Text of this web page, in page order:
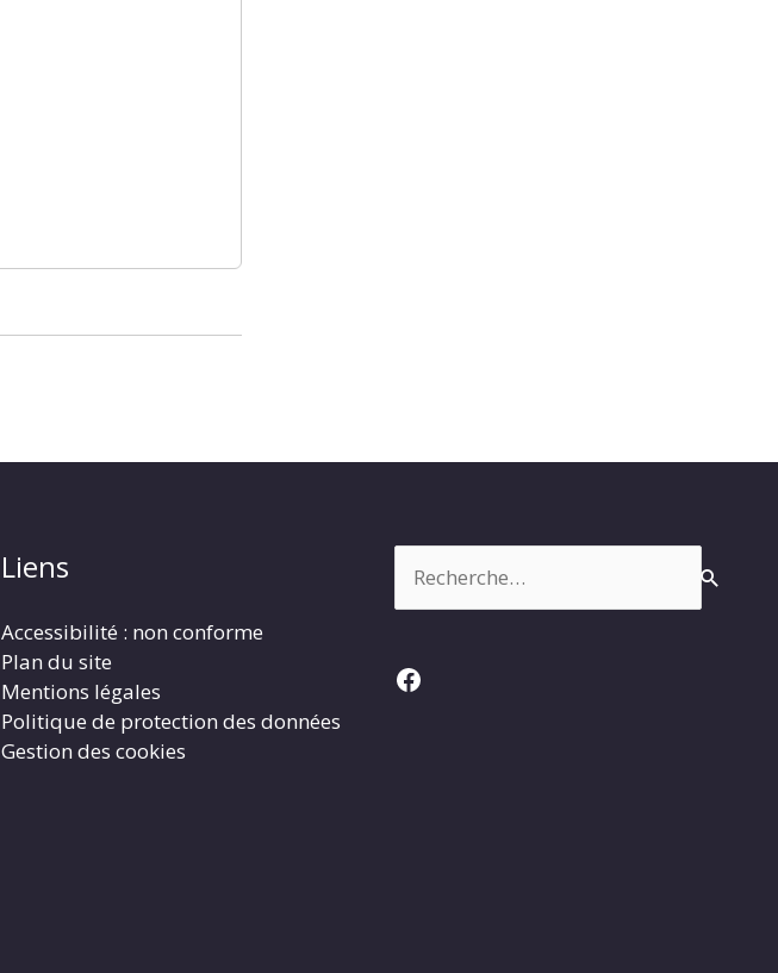
Liens
Accessibilité : non conforme
Plan du site
Mentions légales
Politique de protection des données
Gestion des cookies
Facebook